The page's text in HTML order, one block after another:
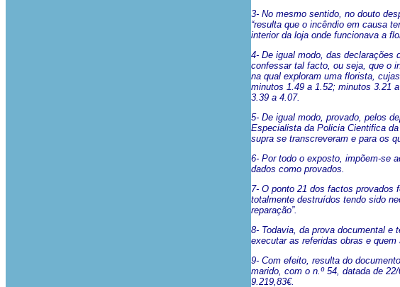
3- No mesmo sentido, no douto
“resulta que o incêndio em causa
interior da loja onde funcionava a
4- De igual modo, das declarações
confessar tal facto, ou seja, que o
na qual exploram uma florista,
minutos 1.49 a 1.52; minutos 3.21
3.39 a 4.07.
5- De igual modo, provado, pelos
Especialista da Policia Cientifica
supra se transcreveram e para os
6- Por todo o exposto, impõem-se
dados como provados.
7- O ponto 21 dos factos provados
totalmente destruídos tendo sido
reparação”.
8- Todavia, da prova documental e
executar as referidas obras e quem
9- Com efeito, resulta do
marido, com o n.º 54, datada de
9.219,83€.